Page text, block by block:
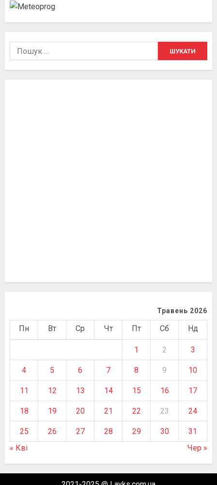
Пошук:
Травень 2026
Пн Вт Ср Чт Пт Сб Нд
1 2 3
4 5 6 7 8 9 10
11 12 13 14 15 16 17
18 19 20 21 22 23 24
25 26 27 28 29 30
31
« Кві
Чер »